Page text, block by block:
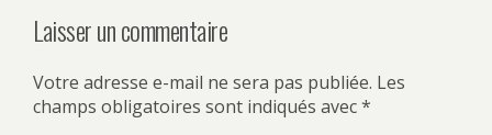
Laisser un commentaire
Votre adresse e-mail ne sera pas publiée. Les
champs obligatoires sont indiqués avec*